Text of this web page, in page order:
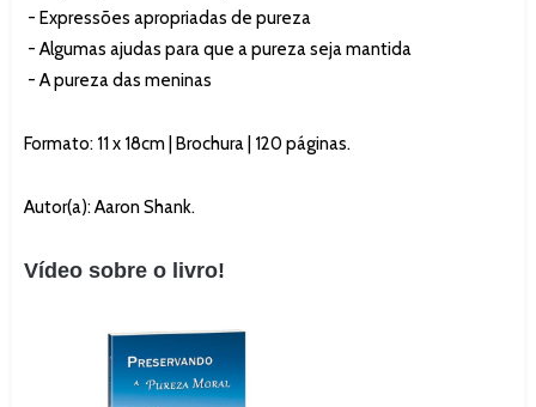
- Expressões apropriadas de pureza
- Algumas ajudas para que a pureza seja mantida
- A pureza das meninas
Formato: 11 x 18cm | Brochura | 120 páginas.
Autor(a): Aaron Shank.
Vídeo sobre o livro!